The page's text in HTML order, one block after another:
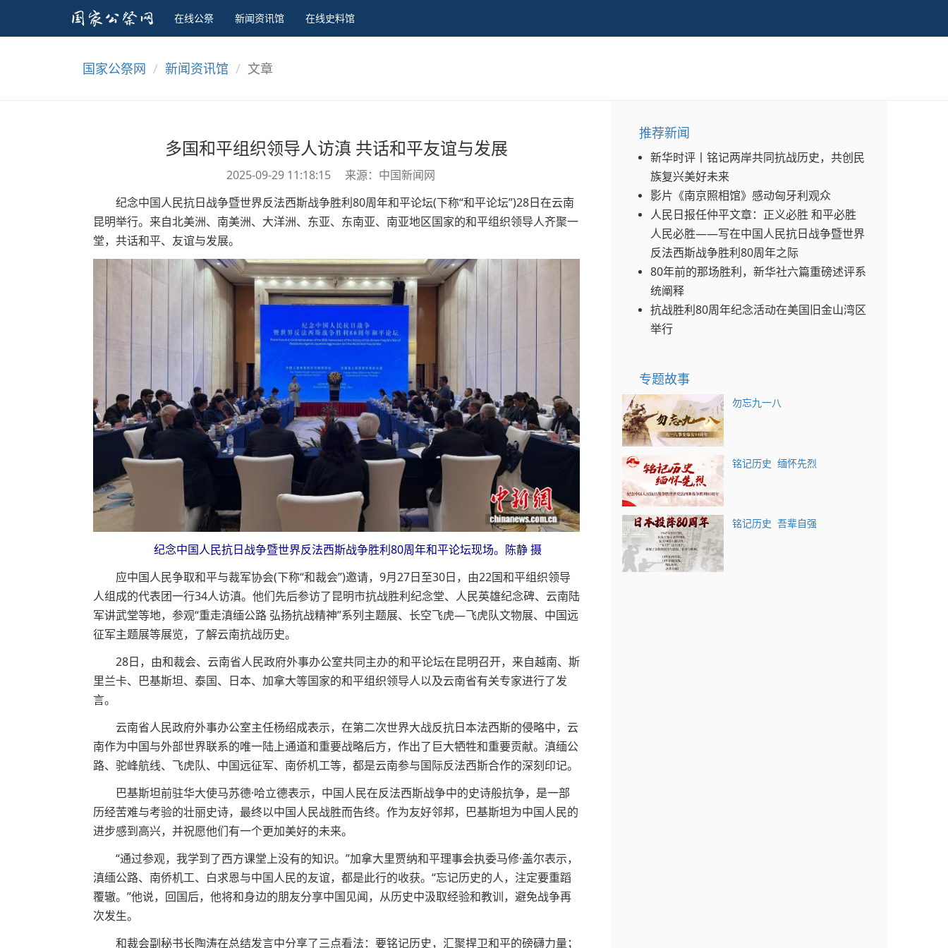
在线公祭 新闻资讯馆 在线史料馆
国家公祭网 新闻资讯馆 文章
多国和平组织领导人访滇 共话和平友谊与发展
2025-09-29 11:18:15
来源：中国新闻网
纪念中国人民抗日战争暨世界反法西斯战争胜利80周年和平论坛(下称“和平论坛”)28日在云南
昆明举行。来自北美洲、南美洲、大洋洲、东亚、东南亚、南亚地区国家的和平组织领导人齐聚一
堂，共话和平、友谊与发展。
纪念中国人民抗日战争暨世界反法西斯战争胜利80周年和平论坛现场。陈静 摄
应中国人民争取和平与裁军协会(下称“和裁会”)邀请，9月27日至30日，由22国和平组织领导
人组成的代表团一行34人访滇。他们先后参访了昆明市抗战胜利纪念堂、人民英雄纪念碑、云南陆
军讲武堂等地，参观“重走滇缅公路 弘扬抗战精神”系列主题展、长空飞虎—飞虎队文物展、中国远
征军主题展等展览，了解云南抗战历史。
28日，由和裁会、云南省人民政府外事办公室共同主办的和平论坛在昆明召开，来自越南、斯
里兰卡、巴基斯坦、泰国、日本、加拿大等国家的和平组织领导人以及云南省有关专家进行了发
言。
云南省人民政府外事办公室主任杨绍成表示，在第二次世界大战反抗日本法西斯的侵略中，云
南作为中国与外部世界联系的唯一陆上通道和重要战略后方，作出了巨大牺牲和重要贡献。滇缅公
路、驼峰航线、飞虎队、中国远征军、南侨机工等，都是云南参与国际反法西斯合作的深刻印记。
巴基斯坦前驻华大使马苏德·哈立德表示，中国人民在反法西斯战争中的史诗般抗争，是一部
历经苦难与考验的壮丽史诗，最终以中国人民战胜而告终。作为友好邻邦，巴基斯坦为中国人民的
进步感到高兴，并祝愿他们有一个更加美好的未来。
“通过参观，我学到了西方课堂上没有的知识。”加拿大里贾纳和平理事会执委马修·盖尔表示，
滇缅公路、南侨机工、白求恩与中国人民的友谊，都是此行的收获。“忘记历史的人，注定要重蹈
覆辙。”他说，回国后，他将和身边的朋友分享中国见闻，从历史中汲取经验和教训，避免战争再
次发生。
和裁会副秘书长陶涛在总结发言中分享了三点看法：要铭记历史，汇聚捍卫和平的磅礴力量；
推荐新闻
新华时评丨铭记两岸共同抗战历史，共创民
族复兴美好未来
影片《南京照相馆》感动匈牙利观众
人民日报任仲平文章：正义必胜 和平必胜
人民必胜——写在中国人民抗日战争暨世界
反法西斯战争胜利80周年之际
80年前的那场胜利，新华社六篇重磅述评系
统阐释
抗战胜利80周年纪念活动在美国旧金山湾区
举行
专题故事
勿忘九一八
铭记历史 缅怀先烈
铭记历史 吾辈自强